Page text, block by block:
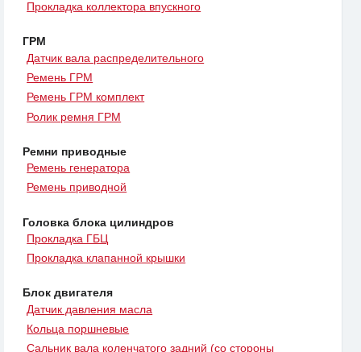
Прокладка коллектора впускного
ГРМ
Датчик вала распределительного
Ремень ГРМ
Ремень ГРМ комплект
Ролик ремня ГРМ
Ремни приводные
Ремень генератора
Ремень приводной
Головка блока цилиндров
Прокладка ГБЦ
Прокладка клапанной крышки
Блок двигателя
Датчик давления масла
Кольца поршневые
Сальник вала коленчатого задний (со стороны